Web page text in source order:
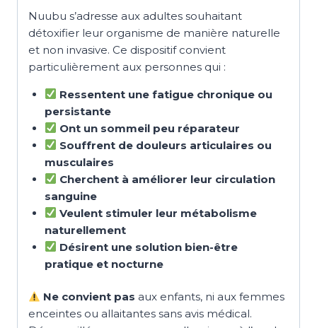
Nuubu s’adresse aux adultes souhaitant
détoxifier leur organisme de manière naturelle
et non invasive. Ce dispositif convient
particulièrement aux personnes qui :
Ressentent une fatigue chronique ou
persistante
Ont un sommeil peu réparateur
Souffrent de douleurs articulaires ou
musculaires
Cherchent à améliorer leur circulation
sanguine
Veulent stimuler leur métabolisme
naturellement
Désirent une solution bien-être
pratique et nocturne
Ne convient pas aux enfants, ni aux femmes
enceintes ou allaitantes sans avis médical.